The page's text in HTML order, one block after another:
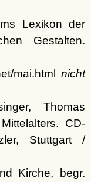
Lexikon der
Gestalten.
mai.html nicht
Thomas
CD-
Stuttgart /
Kirche, begr.